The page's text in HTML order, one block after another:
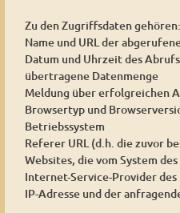
Zu den Zugriffsdaten gehören:
Name und URL der
Datum und Uhrzeit des Abrufs
übertragene Datenmenge
Meldung über erfolgreichen
Browsertyp und
Betriebssystem
Referer URL (d.h. die zuvor
Websites, die vom System
Internet-Service-Provider
IP-Adresse und der